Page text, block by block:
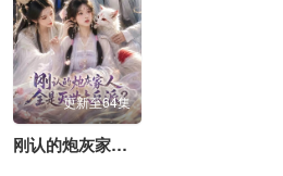
更新至64集
刚认的炮灰家人全是灭世大反派